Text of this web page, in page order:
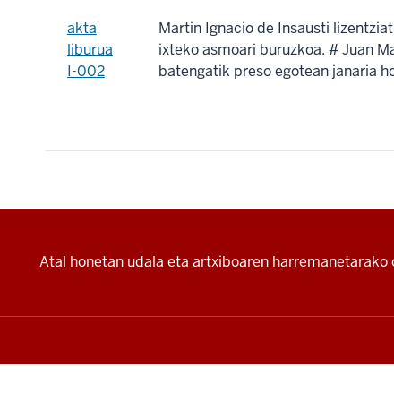
akta
liburua
I-002
Martin Ignacio de Insausti
ixteko asmoari buruzkoa. # Juan
batengatik preso egotean janaria
resources
Atal honetan udala eta artxiboaren